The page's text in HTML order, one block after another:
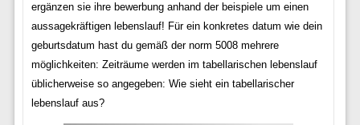
ergänzen sie ihre bewerbung anhand der beispiele um einen
aussagekräftigen lebenslauf! Für ein konkretes datum wie dein
geburtsdatum hast du gemäß der norm 5008 mehrere
möglichkeiten: Zeiträume werden im tabellarischen lebenslauf
üblicherweise so angegeben: Wie sieht ein tabellarischer
lebenslauf aus?